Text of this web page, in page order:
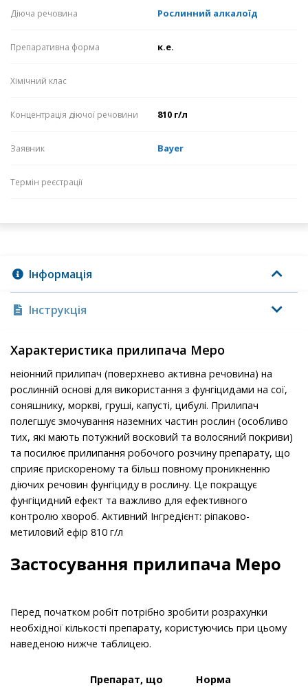
Діюча речовина Рослинний алкалоїд
Препаративна форма к.е.
Хімічний клас
Концентрація діючої речовини 810 г/л
Заявник Bayer
Термін реєстрації
Інформація
Інструкція
Характеристика прилипача Меро
неіонний прилипач (поверхнево активна речовина) на
рослинній основі для використання з фунгіцидами на сої,
соняшнику, моркві, груші, капусті, цибулі. Прилипач
полегшує змочування наземних частин рослин (особливо
тих, які мають потужний восковий та волосяний покриви)
та посилює прилипання робочого розчину препарату, що
сприяє прискореному та більш повному проникненню
діючих речовин фунгіциду в рослину. Це покращує
фунгіцидний ефект та важливо для ефективного
контролю хвороб. Активний Інгредієнт: ріпаково-
метиловий ефір 810 г/л
Застосування прилипача Меро
Перед початком робіт потрібно зробити розрахунки
необхідної кількості препарату, користуючись при цьому
наведеною нижче таблицею.
Препарат, що
Норма